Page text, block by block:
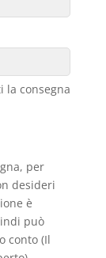
la consegna
per
desideri
è
può
conto (Il